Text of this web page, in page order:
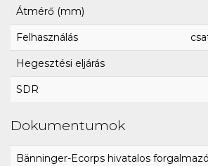
Átmérő (mm)
Felhasználás
Hegesztési eljárás
SDR
Dokumentumok
Bänninger-Ecorps hivatalos